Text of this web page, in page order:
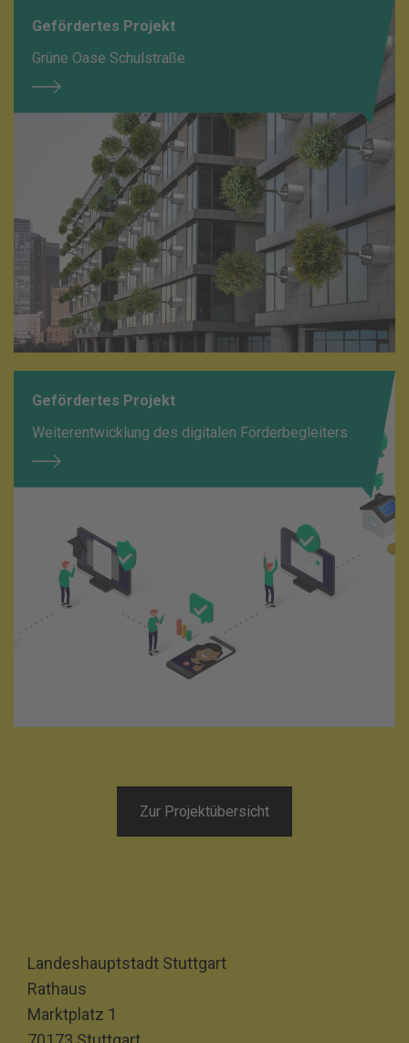
Gefördertes Projekt
Grüne Oase Schulstraße
Gefördertes Projekt
Weiterentwicklung des digitalen Förderbegleiters
Zur Projektübersicht
Landeshauptstadt Stuttgart
Rathaus
Marktplatz 1